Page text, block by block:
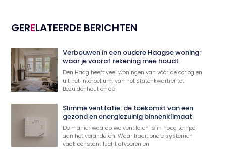
GERELATEERDE BERICHTEN
Verbouwen in een oudere Haagse woning:
waar je vooraf rekening mee houdt
Den Haag heeft veel woningen van vóór de oorlog en
uit het interbellum, van het Statenkwartier tot
Bezuidenhout en de
Slimme ventilatie: de toekomst van een
gezond en energiezuinig binnenklimaat
De manier waarop we ventileren is in hoog tempo
aan het veranderen. Waar traditionele systemen
vaak constant lucht afvoeren en